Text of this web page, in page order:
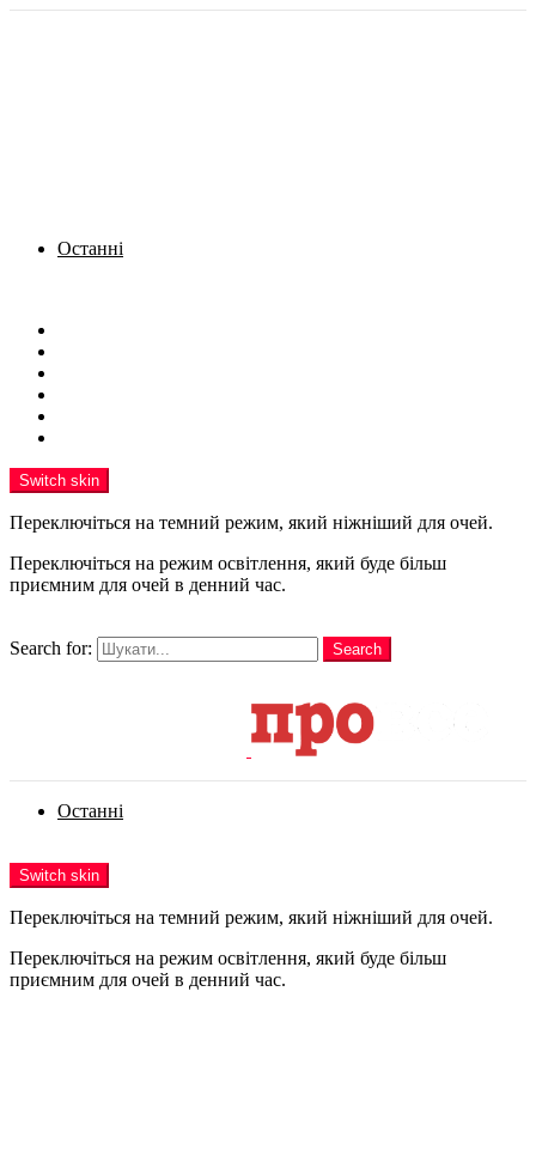
Останні
Switch skin
Переключіться на темний режим, який ніжніший для очей.
Переключіться на режим освітлення, який буде більш
приємним для очей в денний час.
Search for:
Search
Останні
Switch skin
Переключіться на темний режим, який ніжніший для очей.
Переключіться на режим освітлення, який буде більш
приємним для очей в денний час.